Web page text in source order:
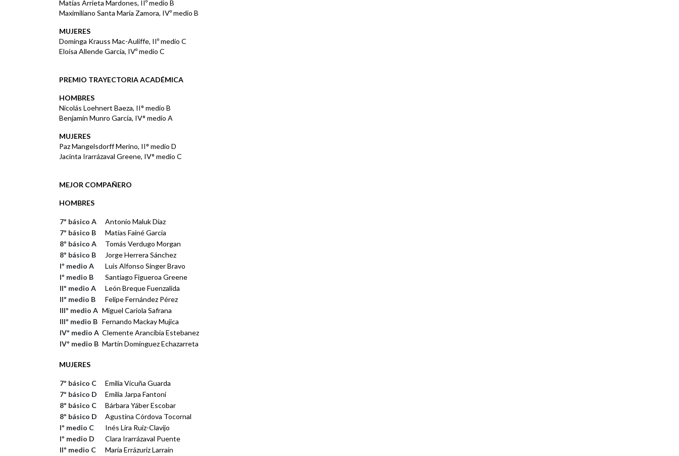
Matías Arrieta Mardones, IIº medio B
Maximiliano Santa María Zamora, IVº medio B
MUJERES
Dominga Krauss Mac-Auliffe, IIº medio C
Eloísa Allende García, IVº medio C
PREMIO TRAYECTORIA ACADÉMICA
HOMBRES
Nicolás Loehnert Baeza, II° medio B
Benjamín Munro García, IV° medio A
MUJERES
Paz Mangelsdorff Merino, II° medio D
Jacinta Irarrázaval Greene, IV° medio C
MEJOR COMPAÑERO
HOMBRES
7º básico A
Antonio Maluk Díaz
7º básico B
Matías Fainé García
8º básico A
Tomás Verdugo Morgan
8º básico B
Jorge Herrera Sánchez
Iº medio A
Luis Alfonso Singer Bravo
Iº medio B
Santiago Figueroa Greene
IIº medio A
León Breque Fuenzalida
IIº medio B
Felipe Fernández Pérez
IIIº medio A Miguel Cariola Safrana
IIIº medio B Fernando Mackay Mujica
IVº medio A Clemente Arancibia Estebanez
IVº medio B Martín Domínguez Echazarreta
MUJERES
7º básico C
Emilia Vicuña Guarda
7º básico D
Emilia Jarpa Fantoni
8º básico C
Bárbara Yáber Escobar
8º básico D
Agustina Córdova Tocornal
Iº medio C
Inés Lira Ruiz-Clavijo
Iº medio D
Clara Irarrázaval Puente
IIº medio C
María Errázuriz Larraín